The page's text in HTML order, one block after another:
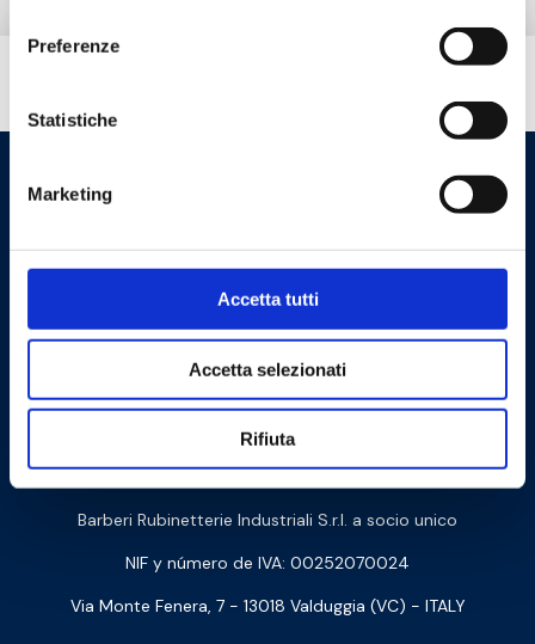
Preferenze
Statistiche
Marketing
Accetta tutti
Accetta selezionati
Rifiuta
Contáctanos
Barberi Rubinetterie Industriali S.r.l. a socio unico
NIF y número de IVA: 00252070024
Via Monte Fenera, 7 - 13018 Valduggia (VC) - ITALY